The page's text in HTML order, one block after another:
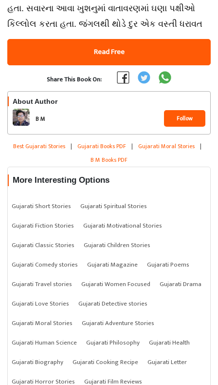
હતા. સવારના આવા ખુશનુમાં વાતાવરણમાં ઘણા પક્ષીઓ
કિલ્લોલ કરતા હતા. જંગલથી થોડે દુર એક વસ્તી ધરાવત
Read Free
Share This Book On:
About Author
B M Follow
Best Gujarati Stories | Gujarati Books PDF | Gujarati Moral Stories |
B M Books PDF
More Interesting Options
Gujarati Short Stories
Gujarati Spiritual Stories
Gujarati Fiction Stories
Gujarati Motivational Stories
Gujarati Classic Stories
Gujarati Children Stories
Gujarati Comedy stories
Gujarati Magazine
Gujarati Poems
Gujarati Travel stories
Gujarati Women Focused
Gujarati Drama
Gujarati Love Stories
Gujarati Detective stories
Gujarati Moral Stories
Gujarati Adventure Stories
Gujarati Human Science
Gujarati Philosophy
Gujarati Health
Gujarati Biography
Gujarati Cooking Recipe
Gujarati Letter
Gujarati Horror Stories
Gujarati Film Reviews